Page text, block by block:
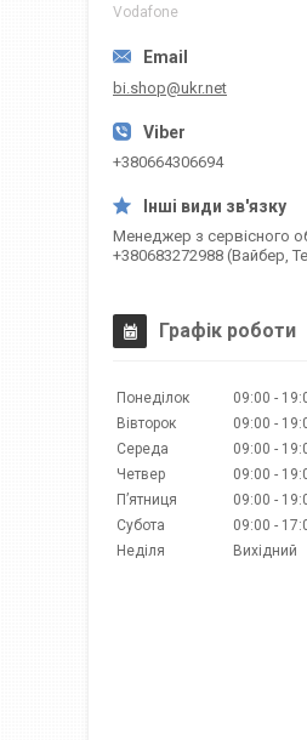
Vodafone
bi.shop@ukr.net
+380664306694
Менеджер з сервісного
+380683272988 (Вайбер,
Графік роботи
Понеділок 09:00
Вівторок
09:00
Середа
09:00
Четвер
09:00
Пʼятниця
09:00
Субота
09:00
Неділя
Вихідний